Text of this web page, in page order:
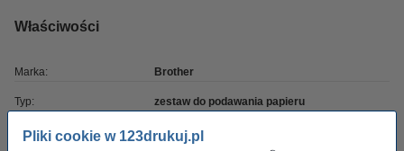
Pliki cookie w 123drukuj.pl
Właściwości
Marka: Brother
Typ: zestaw do podawania papieru
OEM: LU4979001